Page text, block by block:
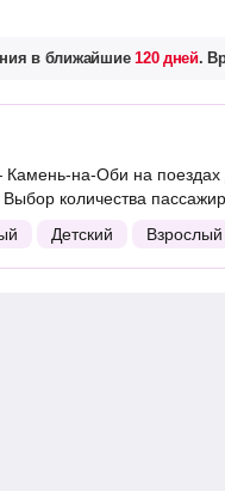
в ближайшие120 дней.
на-Оби на
количества
Детский